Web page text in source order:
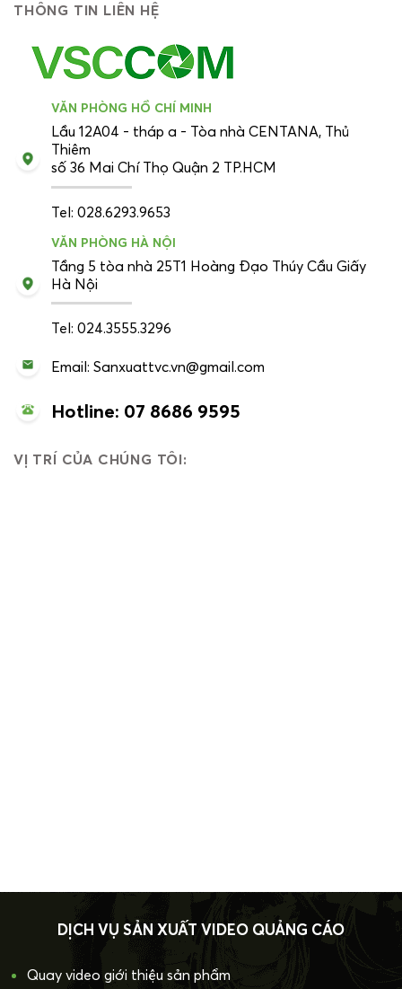
THÔNG TIN LIÊN HỆ
VĂN PHÒNG HỒ CHÍ MINH
Lầu 12A04 - tháp a - Tòa nhà CENTANA, Thủ
Thiêm
số 36 Mai Chí Thọ Quận 2 TP.HCM
Tel: 028.6293.9653
VĂN PHÒNG HÀ NỘI
Tầng 5 tòa nhà 25T1 Hoàng Đạo Thúy Cầu Giấy
Hà Nội
Tel: 024.3555.3296
Email: Sanxuattvc.vn@gmail.com
Hotline: 07 8686 9595
VỊ TRÍ CỦA CHÚNG TÔI:
DỊCH VỤ SẢN XUẤT VIDEO QUẢNG CÁO
Quay video giới thiệu sản phẩm